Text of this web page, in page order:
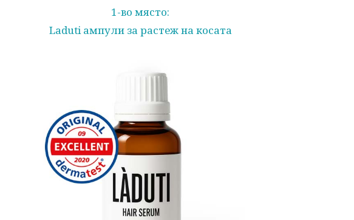
1-во място:
Laduti ампули за растеж на косата